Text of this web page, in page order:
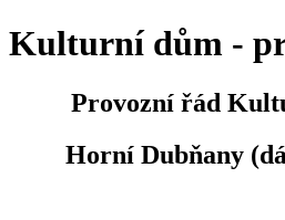
Kulturní dům -
Provozní řád
Horní Dubňany